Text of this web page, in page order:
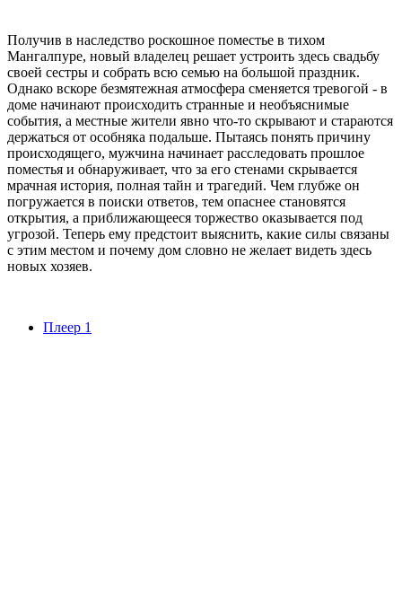
Получив в наследство роскошное поместье в тихом
Мангалпуре, новый владелец решает устроить здесь свадьбу
своей сестры и собрать всю семью на большой праздник.
Однако вскоре безмятежная атмосфера сменяется тревогой - в
доме начинают происходить странные и необъяснимые
события, а местные жители явно что-то скрывают и стараются
держаться от особняка подальше. Пытаясь понять причину
происходящего, мужчина начинает расследовать прошлое
поместья и обнаруживает, что за его стенами скрывается
мрачная история, полная тайн и трагедий. Чем глубже он
погружается в поиски ответов, тем опаснее становятся
открытия, а приближающееся торжество оказывается под
угрозой. Теперь ему предстоит выяснить, какие силы связаны
с этим местом и почему дом словно не желает видеть здесь
новых хозяев.
Плеер 1